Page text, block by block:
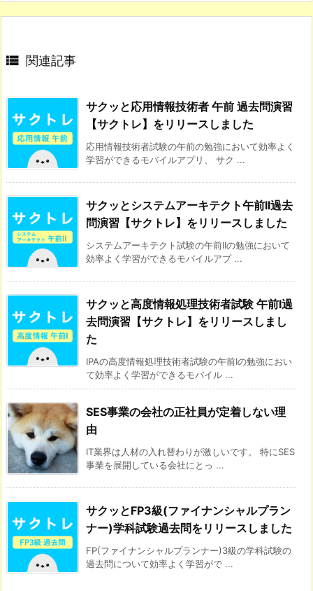
 関連記事
サクッと応用情報技術者 午前 過去問演習
【サクトレ】をリリースしました
応用情報技術者試験の午前の勉強において効率よく
学習ができるモバイルアプリ、 サク ...
サクッとシステムアーキテクト午前II過去
問演習【サクトレ】をリリースしました
システムアーキテクト試験の午前IIの勉強において
効率よく学習ができるモバイルアプ ...
サクッと高度情報処理技術者試験 午前I過
去問演習【サクトレ】をリリースしまし
た
IPAの高度情報処理技術者試験の午前Iの勉強におい
て効率よく学習ができるモバイル ...
SES事業の会社の正社員が定着しない理
由
IT業界は人材の入れ替わりが激しいです。 特にSES
事業を展開している会社にとっ ...
サクッとFP3級(ファイナンシャルプラン
ナー)学科試験過去問をリリースしました
FP(ファイナンシャルプランナー)3級の学科試験の
過去問について効率よく学習がで ...